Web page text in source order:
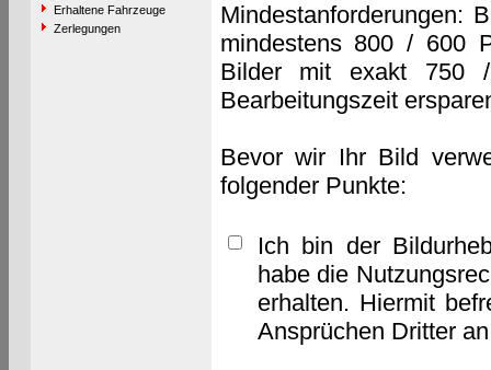
Erhaltene Fahrzeuge
Zerlegungen
Mindestanforderungen:
mindestens 800 / 600
Bilder mit exakt 750
Bearbeitungszeit
Bevor wir Ihr Bild
folgender Punkte:
Ich bin der
habe die
erhalten. Hiermit
Ansprüchen Dritter